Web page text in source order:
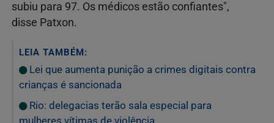
subiu para 97. Os médicos estão confiantes",
disse Patxon.
LEIA TAMBÉM:
Lei que aumenta punição a crimes digitais contra
crianças é sancionada
Rio: delegacias terão sala especial para